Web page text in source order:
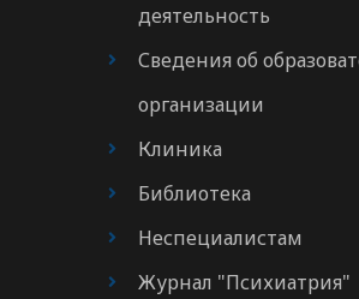
деятельность
Сведения об
организации
Клиника
Библиотека
Неспециалистам
Журнал "Психиатрия"